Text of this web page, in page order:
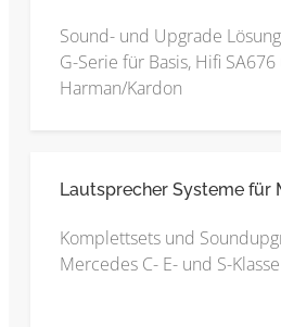
Sound- und Upgrade
G-Serie für Basis, Hifi SA676
Harman/Kardon
Lautsprecher Systeme für
Komplettsets und
Mercedes C- E- und S-Klasse